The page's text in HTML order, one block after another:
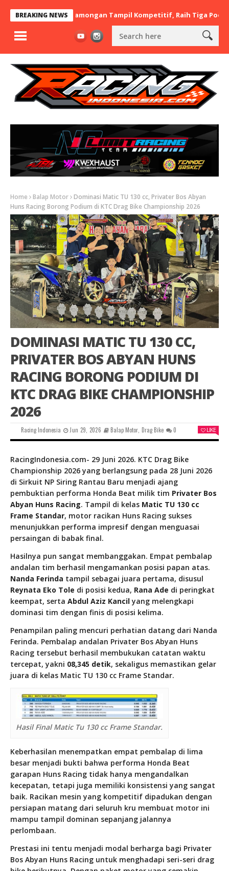
BREAKING NEWS
Asal Lamongan Tampil Kompetitif, Raih Tiga Podium di
Home Balap Motor Dominasi Matic TU 130 cc, Privater Bos Abyan
Huns Racing Borong Podium di KTC Drag Bike Championship 2026
DOMINASI MATIC TU 130 CC,
PRIVATER BOS ABYAN HUNS
RACING BORONG PODIUM DI
KTC DRAG BIKE CHAMPIONSHIP
2026
Racing Indonesia Jun 29, 2026 Balap Motor, Drag Bike 0 LIKE
RacingIndonesia.com- 29 Juni 2026. KTC Drag Bike
Championship 2026 yang berlangsung pada 28 Juni 2026
di Sirkuit NP Siring Rantau Baru menjadi ajang
pembuktian performa Honda Beat milik tim Privater Bos
Abyan Huns Racing. Tampil di kelas Matic TU 130 cc
Frame Standar, motor racikan Huns Racing sukses
menunjukkan performa impresif dengan menguasai
persaingan di babak final.
Hasilnya pun sangat membanggakan. Empat pembalap
andalan tim berhasil mengamankan posisi papan atas.
Nanda Ferinda tampil sebagai juara pertama, disusul
Reynata Eko Tole di posisi kedua, Rana Ade di peringkat
keempat, serta Abdul Aziz Kancilyang melengkapi
dominasi tim dengan finis di posisi kelima.
Penampilan paling mencuri perhatian datang dari Nanda
Ferinda. Pembalap andalan Privater Bos Abyan Huns
Racing tersebut berhasil membukukan catatan waktu
tercepat, yakni 08,345 detik, sekaligus memastikan gelar
juara di kelas Matic TU 130 cc Frame Standar.
Hasil Final Matic Tu 130 cc Frame Standar.
Keberhasilan menempatkan empat pembalap di lima
besar menjadi bukti bahwa performa Honda Beat
garapan Huns Racing tidak hanya mengandalkan
kecepatan, tetapi juga memiliki konsistensi yang sangat
baik. Racikan mesin yang kompetitif dipadukan dengan
persiapan matang dari seluruh kru membuat motor ini
mampu tampil dominan sepanjang jalannya
perlombaan.
Prestasi ini tentu menjadi modal berharga bagi Privater
Bos Abyan Huns Racing untuk menghadapi seri-seri drag